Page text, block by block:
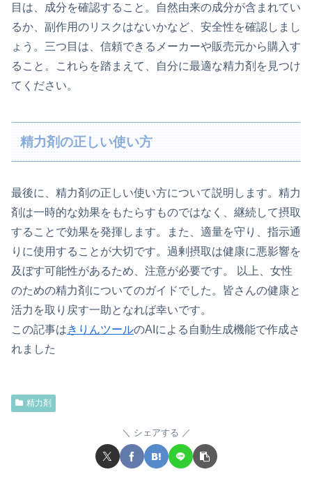
目は、成分を確認すること。自然由来の成分が含まれてい
るか、副作用のリスクはないかなど、安全性を確認しまし
ょう。三つ目は、信頼できるメーカーや販売元から購入す
ること。これらを踏まえて、自分に最適な精力剤を見つけ
てください。
精力剤の正しい使い方
最後に、精力剤の正しい使い方について説明します。精力
剤は一時的な効果をもたらすものではなく、継続して摂取
することで効果を発揮します。また、適量を守り、指示通
りに使用することが大切です。過剰摂取は健康に悪影響を
及ぼす可能性があるため、注意が必要です。 以上、女性
のための精力剤についてのガイドでした。皆さんの健康と
活力を取り戻す一助となれば幸いです。
この記事はきりんツールのAIによる自動生成機能で作成さ
れました
精力剤
シェアする